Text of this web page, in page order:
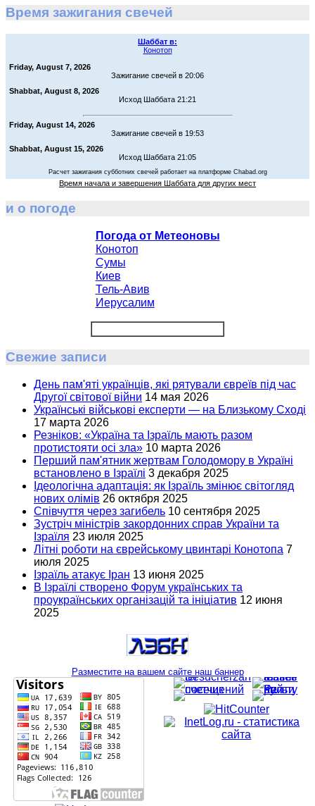
Время зажигания свечей
Шаббат в:
Конотоп
Friday, August 7, 2026
Зажигание свечей в 20:06
Shabbat, August 8, 2026
Исход Шаббата 21:21
Friday, August 14, 2026
Зажигание свечей в 19:53
Shabbat, August 15, 2026
Исход Шаббата 21:05
Расчет зажигания субботних свечей работает на платформе Chabad.org
Время начала и завершения Шаббата для других мест
и о погоде
Погода от Метеоновы
Конотоп
Сумы
Киев
Тель-Авив
Иерусалим
Свежие записи
День пам'яті українців, які рятували євреїв під час
Другої світової війни 14 мая 2026
Українські військові експерти — на Близькому Сході
17 марта 2026
Резніков: «Україна та Ізраїль мають разом
протистояти осі зла» 10 марта 2026
Перший пам'ятник жертвам Голодомору в Україні
встановлено в Ізраїлі 3 декабря 2025
Ідеологічна адаптація: як Ізраїль змінює світогляд
нових олімів 26 октября 2025
Співчуття через загибель 10 сентября 2025
Зустріч міністрів закордонних справ України та
Ізраїля 23 июля 2025
Літні роботи на єврейському цвинтарі Конотопа 7
июля 2025
Ізраїль атакує Іран 13 июня 2025
В Ізраїлі створено Форум українських та
проукраїнських організацій та ініціатив 12 июня
2025
Разместите на вашем сайте наш баннер